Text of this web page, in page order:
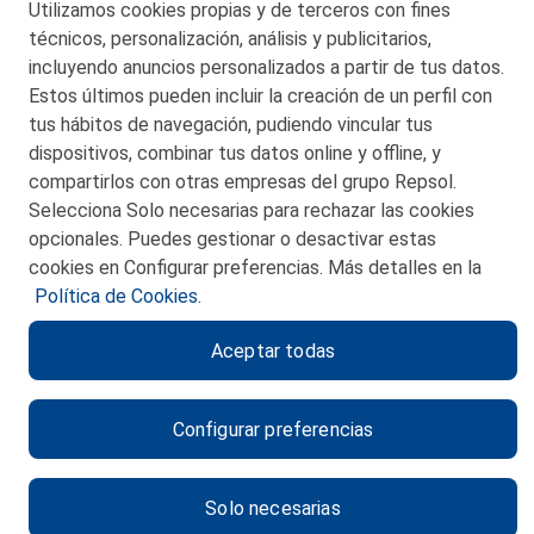
© 2026 Petronor S.A.
CONTACTO
MAPA WEB
POLITICA DE PRIVACIDAD
POLITICA DE COOKIES
CANAL DE ÉTICA
Utilizamos cookies propias y de terceros con fines
técnicos, personalización, análisis y publicitarios,
incluyendo anuncios personalizados a partir de tus datos.
Estos últimos pueden incluir la creación de un perfil con
tus hábitos de navegación, pudiendo vincular tus
dispositivos, combinar tus datos online y offline, y
compartirlos con otras empresas del grupo Repsol.
Selecciona Solo necesarias para rechazar las cookies
opcionales. Puedes gestionar o desactivar estas
cookies en Configurar preferencias. Más detalles en la
Política de Cookies.
Configurar preferencias
Solo necesarias
Aceptar todas